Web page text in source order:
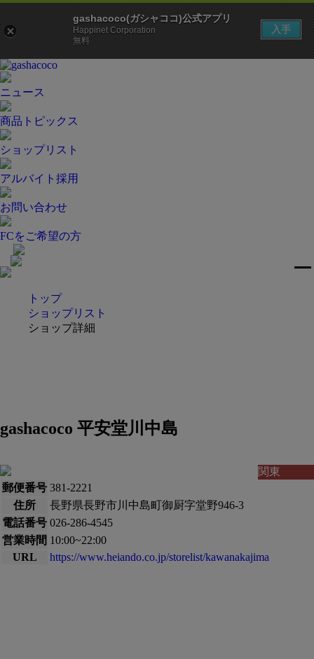
gashacoco(ガシャココ)公式アプリ
Happinet Corporation
無料
入手
ニュース
商品トピックス
ショップリスト
アルバイト採用
お問い合わせ
FCをご希望の方
トップ
ショップリスト
ショップ詳細
gashacoco 平安堂川中島
関東
郵便番号 381-2221
住所
長野県長野市川中島町御厨字堂野946-3
電話番号 026-286-4545
営業時間 10:00~22:00
URL
https://www.heiando.co.jp/storelist/kawanakajima